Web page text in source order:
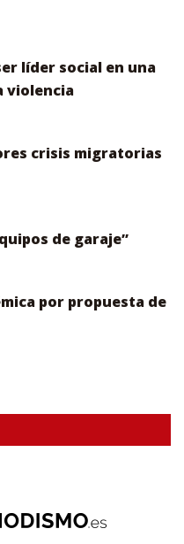
líder social en una
violencia
crisis migratorias
de garaje”
por propuesta de